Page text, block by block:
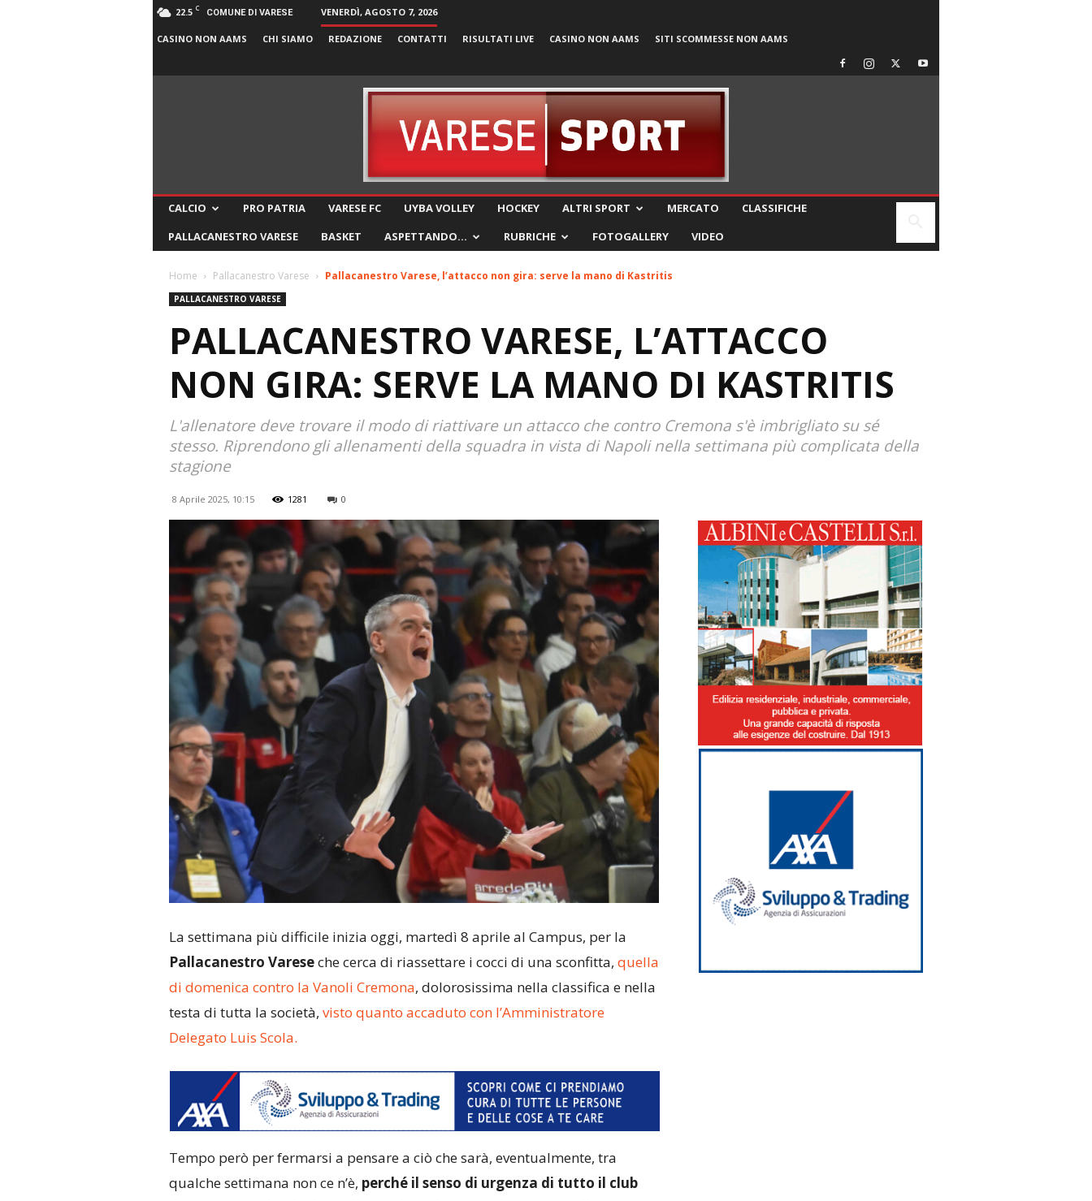
22.5 C COMUNE DI VARESE VENERDÌ, AGOSTO 7, 2026
CASINO NON AAMS CHI SIAMO REDAZIONE CONTATTI RISULTATI LIVE CASINO NON AAMS SITI SCOMMESSE NON AAMS
CALCIO PRO PATRIA VARESE FC UYBA VOLLEY HOCKEY ALTRI SPORT MERCATO
CLASSIFICHE
PALLACANESTRO VARESE
BASKET ASPETTANDO… RUBRICHE FOTOGALLERY VIDEO
Home Pallacanestro Varese Pallacanestro Varese, l’attacco non gira: serve la mano di Kastritis
PALLACANESTRO VARESE
PALLACANESTRO VARESE, L’ATTACCO
NON GIRA: SERVE LA MANO DI KASTRITIS
L'allenatore deve trovare il modo di riattivare un attacco che contro Cremona s'è imbrigliato su sé
stesso. Riprendono gli allenamenti della squadra in vista di Napoli nella settimana più complicata della
stagione
8 Aprile 2025, 10:15 1281 0
La settimana più difficile inizia oggi, martedì 8 aprile al Campus, per la
Pallacanestro Vareseche cerca di riassettare i cocci di una sconfitta, quella
di domenica contro la Vanoli Cremona, dolorosissima nella classifica e nella
testa di tutta la società, visto quanto accaduto con l’Amministratore
Delegato Luis Scola.
Tempo però per fermarsi a pensare a ciò che sarà, eventualmente, tra
qualche settimana non ce n’è, perché il senso di urgenza di tutto il club